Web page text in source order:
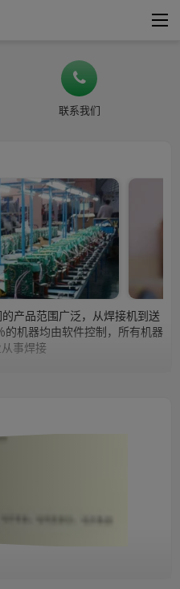
联系我们
产品范围广泛，从焊接机到送
机器均由软件控制，所有机器
事焊接